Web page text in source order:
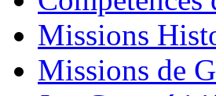
Missions
Missions de